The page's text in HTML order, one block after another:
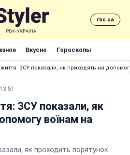
rbc.ua
Вкусно Гороскопы
ЗСУ показали, як приходять на
ЗСУ показали, як
воїнам на
як проходить порятунок